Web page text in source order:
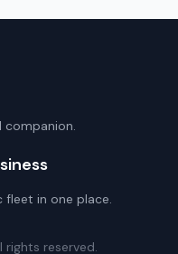
companion.
fleet in one place.
rights reserved.